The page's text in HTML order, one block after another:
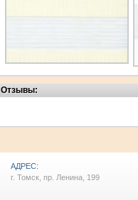
Отзывы:
АДРЕС:
г. Томск, пр. Ленина, 199